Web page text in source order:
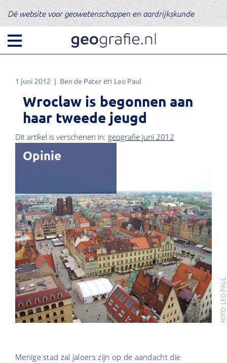
Dé website voor geowetenschappen en aardrijkskunde
1 juni 2012 Ben de Pater Leo Paul
Wroclaw is begonnen aan
haar tweede jeugd
Dit artikel is verschenen in: geografie juni 2012
Opinie
FOTO: LEO PAUL
Menige stad zal jaloers zijn op de aandacht die